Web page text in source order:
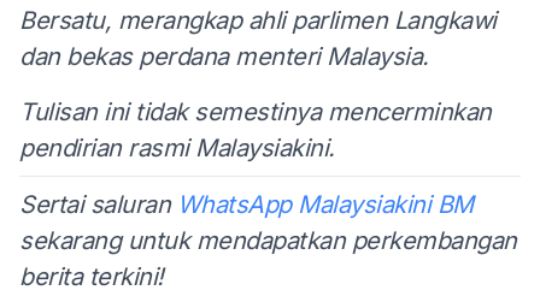
Bersatu, merangkap ahli parlimen Langkawi
dan bekas perdana menteri Malaysia.
Tulisan ini tidak semestinya mencerminkan
pendirian rasmi Malaysiakini.
Sertai saluran WhatsApp Malaysiakini BM
sekarang untuk mendapatkan perkembangan
berita terkini!